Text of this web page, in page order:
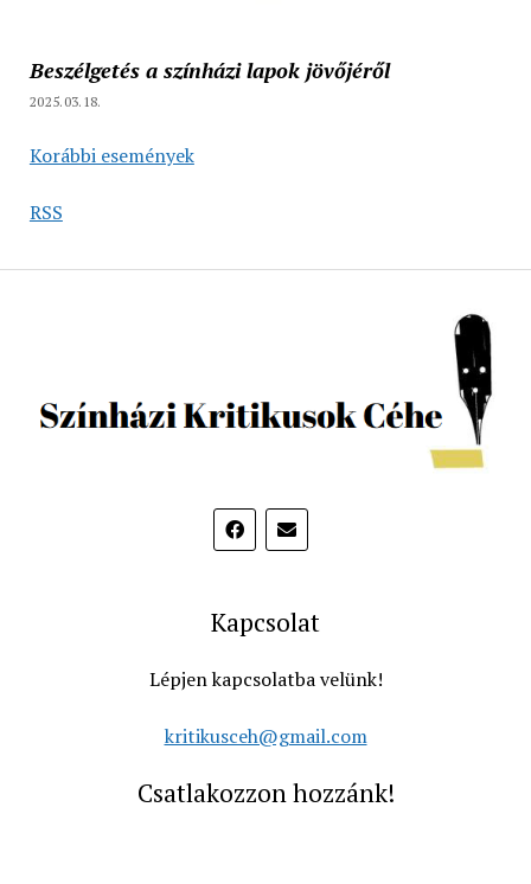
Beszélgetés a színházi lapok jövőjéről
2025.03.18.
Korábbi események
RSS
Kapcsolat
Lépjen kapcsolatba velünk!
kritikusceh@gmail.com
Csatlakozzon hozzánk!